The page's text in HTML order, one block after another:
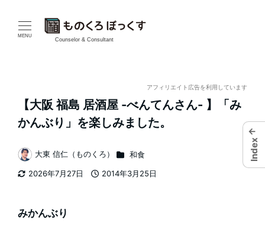
MENU
Counselor & Consultant
アフィリエイト広告を利用しています
【大阪 福島 居酒屋 -べんてんさん- 】「み
かんぶり」を楽しみました。
2026年7月27日
2014年3月25日
著
者
大東 信仁（ものくろ） カテゴリー
和食
みかんぶり
←
Index